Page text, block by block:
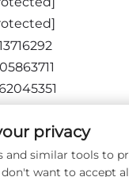
privacy
and similar tools to
want to accept